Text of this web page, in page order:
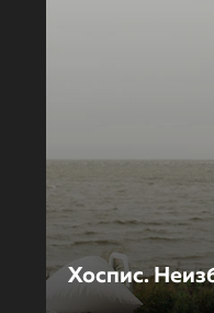
Хоспис.